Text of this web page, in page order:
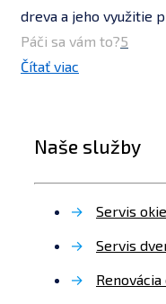
dreva a jeho využitie
Páči sa vám to?5
Čítať viac
Naše služby
→
Servis
→
Servis
→